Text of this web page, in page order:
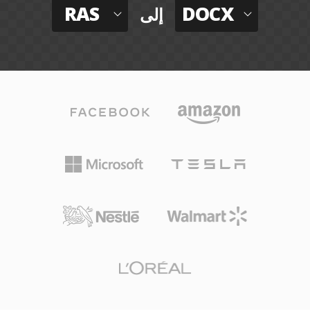
RAS إلى DOCX